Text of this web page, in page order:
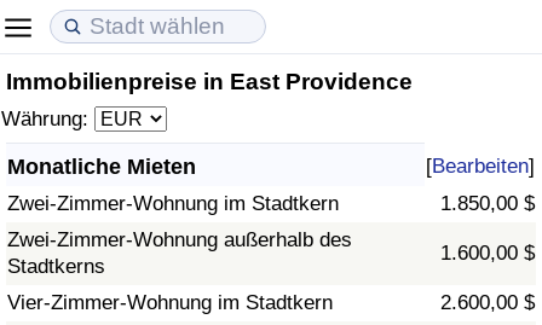
Immobilienpreise in East Providence
Währung:
Monatliche Mieten [Bearbeiten]
Zwei-Zimmer-Wohnung im Stadtkern
1.850,00 $
Zwei-Zimmer-Wohnung außerhalb des
Stadtkerns
1.600,00 $
Vier-Zimmer-Wohnung im Stadtkern
2.600,00 $
Lebenshaltungskosten
Lebenshaltungskosten-Index (aktuell)
Lebenshaltungskosten-Index
Lebenshaltungskosten-Index nach Land
Immobilienpreise
Immobilienpreis-Index (aktuell)
Immobilienpreis-Index
Immobilienpreis-Index nach Land
Lebensqualität
Lebensqualität-Index
Lebensqualität-Index (aktuell)
Lebensqualitätsindex nach Land